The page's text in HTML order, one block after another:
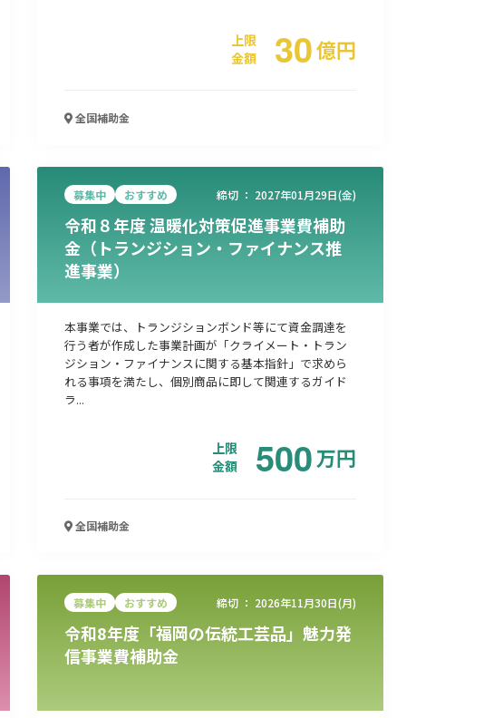
上限
金額
30億円
全国補助金
募集中 おすすめ 締切 ： 2027年01月29日(金)
令和８年度 温暖化対策促進事業費補助
金（トランジション・ファイナンス推
進事業）
本事業では、トランジションボンド等にて資金調達を
行う者が作成した事業計画が「クライメート・トラン
ジション・ファイナンスに関する基本指針」で求めら
れる事項を満たし、個別商品に即して関連するガイド
ラ...
上限
金額
500万円
全国補助金
募集中 おすすめ 締切 ： 2026年11月30日(月)
令和8年度「福岡の伝統工芸品」魅力発
信事業費補助金